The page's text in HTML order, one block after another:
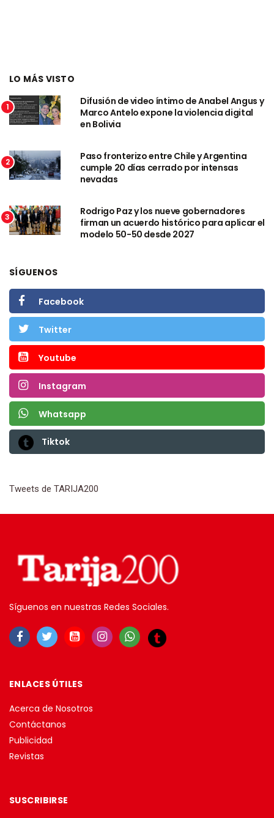
LO MÁS VISTO
1
Difusión de video íntimo de Anabel Angus y
Marco Antelo expone la violencia digital
en Bolivia
2
Paso fronterizo entre Chile y Argentina
cumple 20 días cerrado por intensas
nevadas
3
Rodrigo Paz y los nueve gobernadores
firman un acuerdo histórico para aplicar el
modelo 50-50 desde 2027
SÍGUENOS
Facebook
Twitter
Youtube
Instagram
Whatsapp
Tiktok
Tweets de TARIJA200
Síguenos en nuestras Redes Sociales.
ENLACES ÚTILES
Acerca de Nosotros
Contáctanos
Publicidad
Revistas
SUSCRIBIRSE